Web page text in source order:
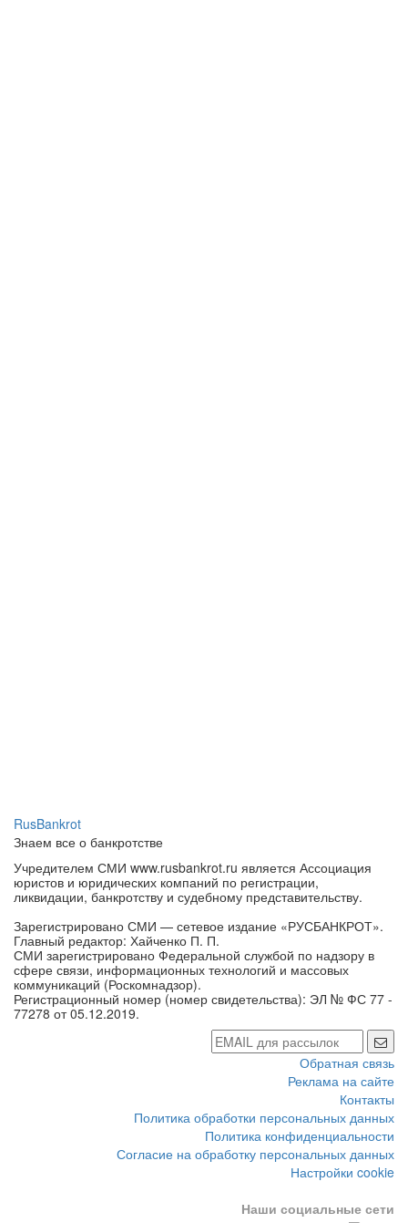
RusBankrot
Знаем все о банкротстве
Учредителем СМИ www.rusbankrot.ru является Ассоциация
юристов и юридических компаний по регистрации,
ликвидации, банкротству и судебному представительству.
Зарегистрировано СМИ — сетевое издание «РУСБАНКРОТ».
Главный редактор: Хайченко П. П.
СМИ зарегистрировано Федеральной службой по надзору в
сфере связи, информационных технологий и массовых
коммуникаций (Роскомнадзор).
Регистрационный номер (номер свидетельства): ЭЛ № ФС 77 -
77278 от 05.12.2019.
Обратная связь
Реклама на сайте
Контакты
Политика обработки персональных данных
Политика конфиденциальности
Согласие на обработку персональных данных
Настройки cookie
Наши социальные сети